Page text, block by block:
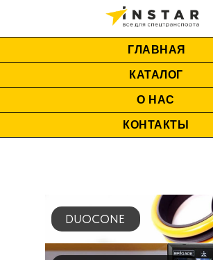
ГЛАВНАЯ
КАТАЛОГ
О НАС
КОНТАКТЫ
DUOCONE